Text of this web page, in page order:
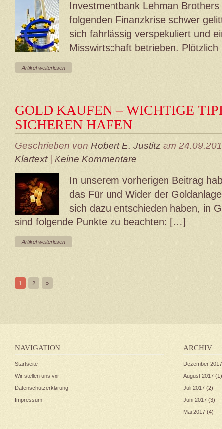
Investmentbank Lehman
folgenden Finanzkrise schwer
sich fahrlässig verspekuliert und
Misswirtschaft betrieben.
Artikel weiterlesen
GOLD KAUFEN – WICHTIGE
SICHEREN HAFEN
Geschrieben von Robert E. Justitz am
Klartext| Keine Kommentare
In unserem vorherigen Beitrag
das Für und Wider der
sich dazu entschieden haben, in
sind folgende Punkte zu beachten: […]
Artikel weiterlesen
1 2 »
NAVIGATION
Startseite
Wir stellen uns vor
Datenschutzerklärung
Impressum
ARCHIV
Dezember 2017
August 2017 (1)
Juli 2017 (2)
Juni 2017 (3)
Mai 2017 (4)